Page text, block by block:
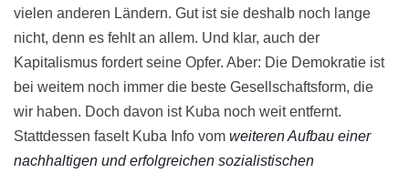
vielen anderen Ländern. Gut ist sie deshalb noch lange
nicht, denn es fehlt an allem. Und klar, auch der
Kapitalismus fordert seine Opfer. Aber: Die Demokratie ist
bei weitem noch immer die beste Gesellschaftsform, die
wir haben. Doch davon ist Kuba noch weit entfernt.
Stattdessen faselt Kuba Info vom weiteren Aufbau einer
nachhaltigen und erfolgreichen sozialistischen